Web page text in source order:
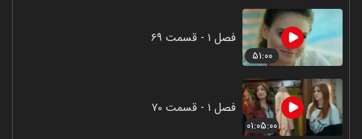
۵۱:۰۰
فصل ۱ - قسمت ۶۹
۰۱:۰۵:۰۰
فصل ۱ - قسمت ۷۰